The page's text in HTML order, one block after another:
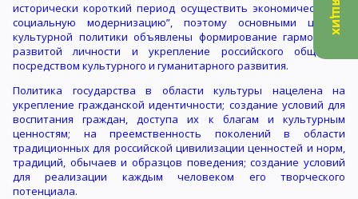
исторически короткий период осуществить экономическую и
социальную модернизацию”, поэтому основными целями
культурной политики объявлены формирование гармонично
развитой личности и укрепление российского общества
посредством культурного и гуманитарного развития.
Политика государства в области культуры нацелена на
укрепление гражданской идентичности; создание условий для
воспитания граждан, доступа их к благам и культурным
ценностям; на преемственность поколений в области
традиционных для российской цивилизации ценностей и норм,
традиций, обычаев и образцов поведения; создание условий
для реализации каждым человеком его творческого
потенциала.